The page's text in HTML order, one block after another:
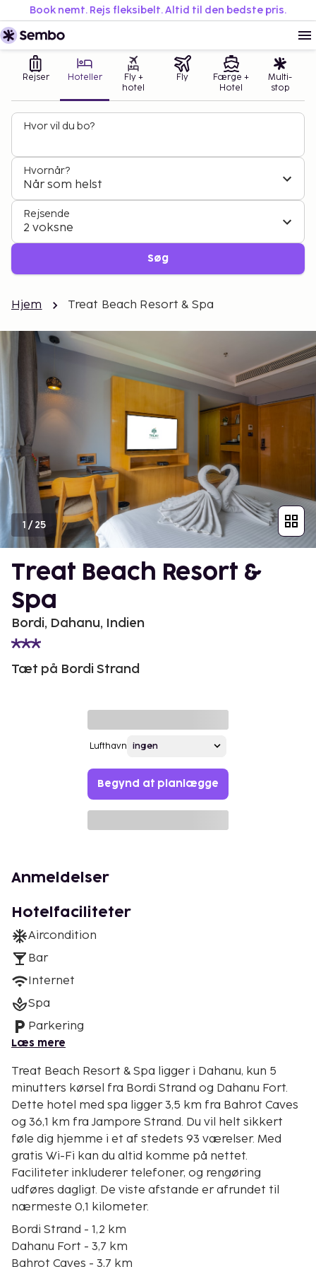
Book nemt. Rejs fleksibelt. Altid til den bedste pris.
Rejser Hoteller
Fly +
hotel
Fly
Færge +
Hotel
Multi-
stop
Hvor vil du bo?
Hvornår?
Når som helst
Rejsende
2 voksne
Søg
Hjem Treat Beach Resort & Spa
1 /25
Treat Beach Resort &
Spa
Bordi, Dahanu, Indien
Tæt på Bordi Strand
Lufthavn
Begynd at planlægge
Anmeldelser
Hotelfaciliteter
Aircondition
Bar
Internet
Spa
Parkering
Læs mere
Treat Beach Resort & Spa ligger i Dahanu, kun 5
minutters kørsel fra Bordi Strand og Dahanu Fort.
Dette hotel med spa ligger 3,5 km fra Bahrot Caves
og 36,1 km fra Jampore Strand. Du vil helt sikkert
føle dig hjemme i et af stedets 93 værelser. Med
gratis Wi-Fi kan du altid komme på nettet.
Faciliteter inkluderer telefoner, og rengøring
udføres dagligt. De viste afstande er afrundet til
nærmeste 0,1 kilometer.
Bordi Strand - 1,2 km
Dahanu Fort - 3,7 km
Bahrot Caves - 3,7 km